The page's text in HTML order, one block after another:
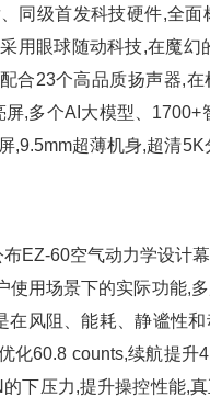
级首发科技硬件,全面
用眼球随动科技,在魔幻
合23个高品质扬声器,
,多个AI大模型、
,9.5mm超薄机身,超清
60空气动力学设计幕
使用场景下的实际功能,
在风阻、能耗、静谧性
化60.8 counts,续航提升
下压力,提升操控性能,